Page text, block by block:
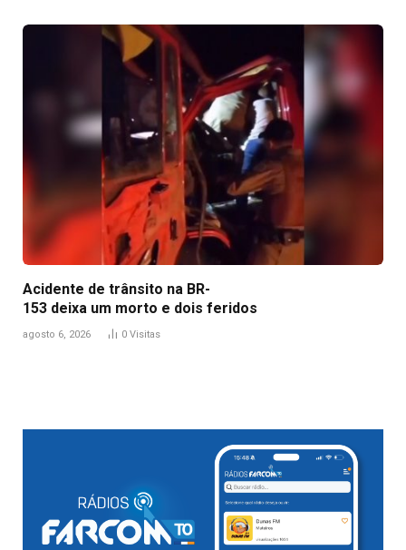
Acidente de trânsito na BR-
153 deixa um morto e dois feridos
agosto 6, 2026 0 Visitas